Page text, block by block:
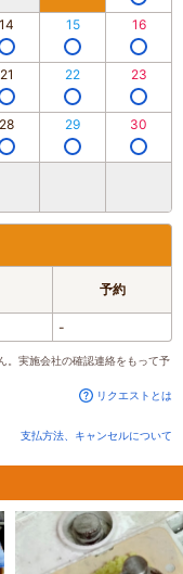
14 15 16
21 22 23
28 29 30
予約
-
。実施会社の確認連絡をもって予
リクエストとは
支払方法、キャンセルについて